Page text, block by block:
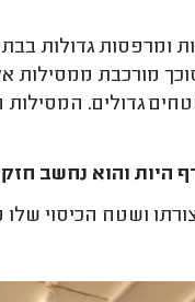
ומרפסות גדולות
תשתית הסוכך מורכבת
גדולים.
היות והוא נחשב חזק
ושטח הכיסוי שלו